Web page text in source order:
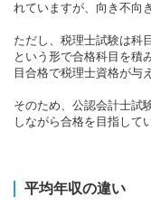
れていますが、向き不向
ただし、税理士試験は科
という形で合格科目を積
目合格で税理士資格が与
そのため、公認会計士試
しながら合格を目指して
平均年収の違い